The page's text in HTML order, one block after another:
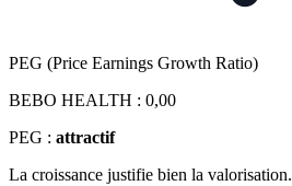
PEG (Price Earnings Growth Ratio)
BEBO HEALTH : 0,00
PEG : attractif
La croissance justifie bien la valorisation.